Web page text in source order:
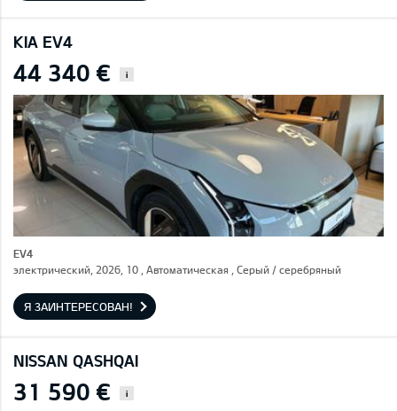
KIA EV4
44 340 € i
EV4
электрический, 2026, 10 , Автоматическая , Серый / cеребряный
Я ЗАИНТЕРЕСОВАН!
NISSAN QASHQAI
31 590 € i